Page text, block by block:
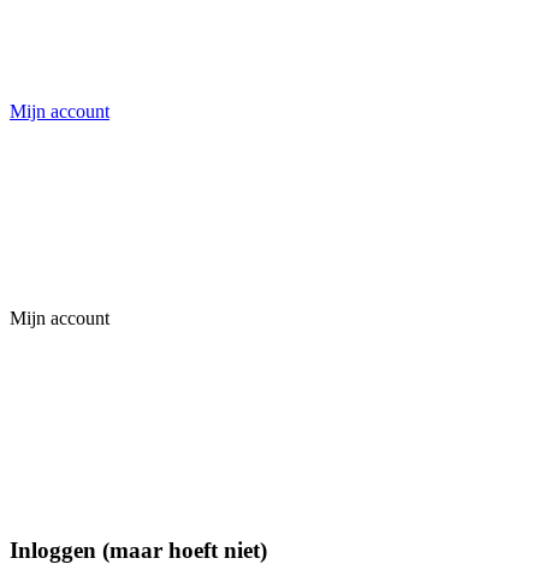
Mijn account
Mijn account
Inloggen (maar hoeft niet)